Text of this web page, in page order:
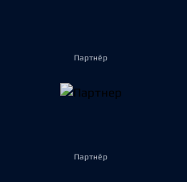
Партнёр
Партнёр